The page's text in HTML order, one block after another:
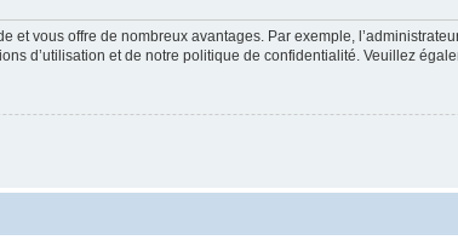
et vous offre de nombreux avantages. Par exemple,
d’utilisation et de notre politique de confidentialité. Veuillez